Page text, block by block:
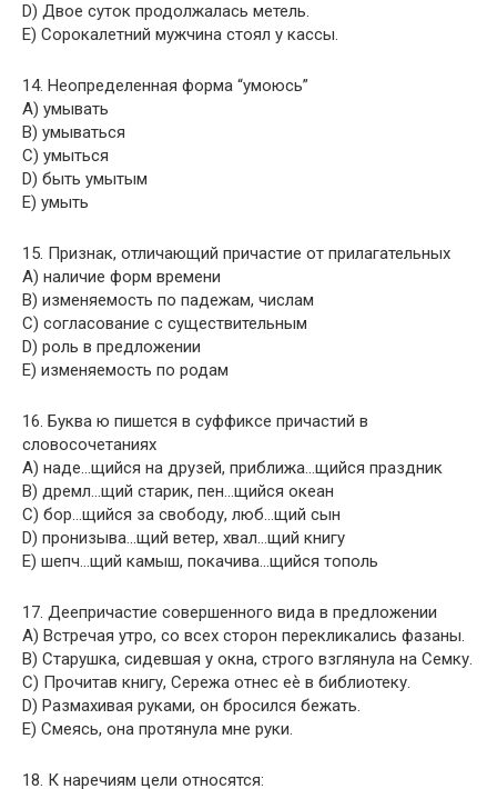
D) Двое суток продолжалась метель.
E) Сорокалетний мужчина стоял у кассы.
14. Неопределенная форма “умоюсь”
A) умывать
B) умываться
C) умыться
D) быть умытым
E) умыть
15. Признак, отличающий причастие от прилагательных
A) наличие форм времени
B) изменяемость по падежам, числам
C) согласование с существительным
D) роль в предложении
E) изменяемость по родам
16. Буква ю пишется в суффиксе причастий в
словосочетаниях
A) наде…щийся на друзей, приближа…щийся праздник
B) дремл…щий старик, пен…щийся океан
C) бор…щийся за свободу, люб…щий сын
D) пронизыва…щий ветер, хвал…щий книгу
E) шепч…щий камыш, покачива…щийся тополь
17. Деепричастие совершенного вида в предложении
A) Встречая утро, со всех сторон перекликались фазаны.
B) Старушка, сидевшая у окна, строго взглянула на Семку.
C) Прочитав книгу, Сережа отнес еѐ в библиотеку.
D) Размахивая руками, он бросился бежать.
E) Смеясь, она протянула мне руки.
18. К наречиям цели относятся: